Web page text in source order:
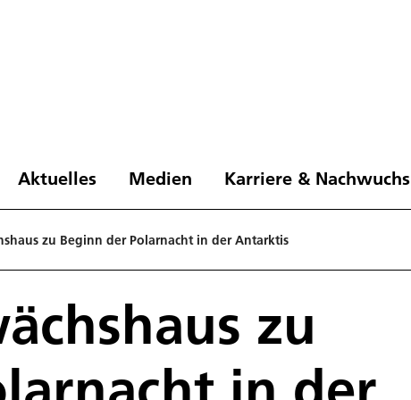
Aktuelles Medien Karriere & Nachwuchs
zu Beginn der Polarnacht in der Antarktis
zu